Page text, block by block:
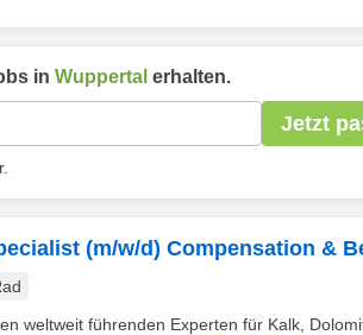
in Wuppertal erhalten.
Jetzt
(m/w/d) Compensation &
weltweit führenden Experten für Kalk,